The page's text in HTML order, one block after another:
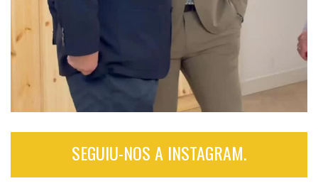
SEGUIU-NOS A INSTAGRAM.